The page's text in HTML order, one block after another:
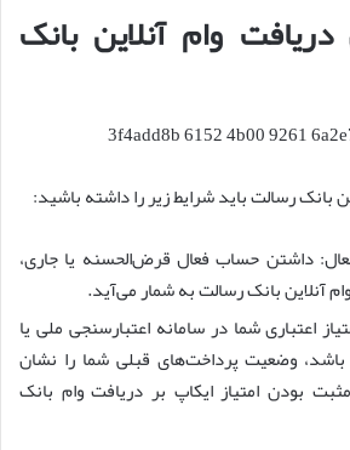
وام آنلاین بانک
بانک رسالت باید شرایط زیر را داشته باشید:
داشتن حساب فعال قرض‌الحسنه یا جاری،
آنلاین بانک رسالت به شمار می‌آید.
اعتباری شما در سامانه اعتبارسنجی ملی یا
وضعیت پرداخت‌های قبلی شما را نشان
بودن امتیاز ایکاپ بر دریافت وام بانک